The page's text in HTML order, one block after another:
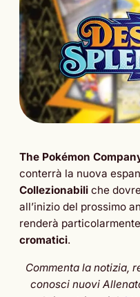
The Pokémon
conterrà la nuova
Collezionabili che
all’inizio del prossimo
renderà
cromatici.
Commenta la notizia,
conosci nuovi